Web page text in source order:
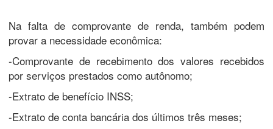
Na falta de comprovante de renda, também podem
provar a necessidade econômica:
-Comprovante de recebimento dos valores recebidos
por serviços prestados como autônomo;
-Extrato de benefício INSS;
-Extrato de conta bancária dos últimos três meses;